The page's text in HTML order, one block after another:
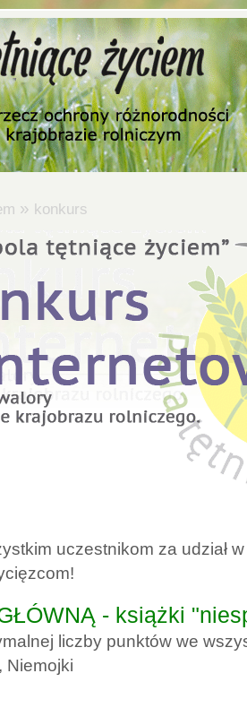
» konkurs
uczestnikom za udział
- książki
liczby punktów we
Niemojki